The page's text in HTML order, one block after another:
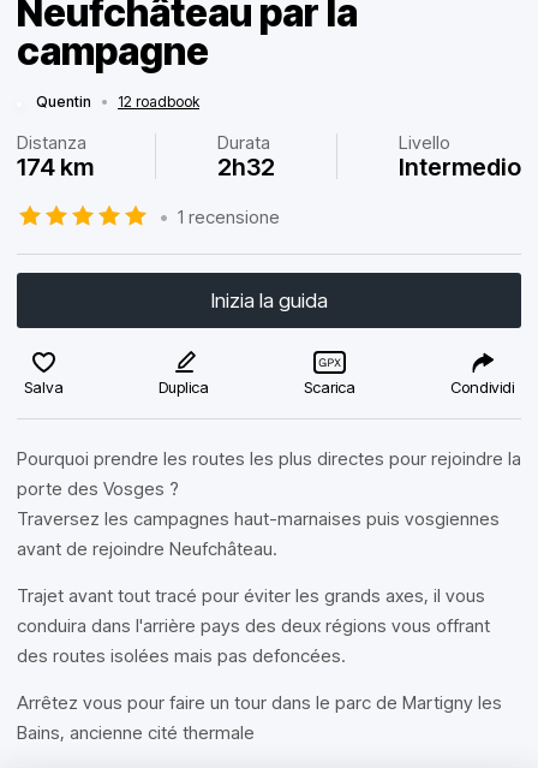
Neufchâteau par la
campagne
Quentin • 12 roadbook
Distanza
174 km
Durata
2h32
Livello
Intermedio
• 1 recensione
Inizia la guida
Salva Duplica Scarica Condividi
Pourquoi prendre les routes les plus directes pour rejoindre la
porte des Vosges ?
Traversez les campagnes haut-marnaises puis vosgiennes
avant de rejoindre Neufchâteau.
Trajet avant tout tracé pour éviter les grands axes, il vous
conduira dans l'arrière pays des deux régions vous offrant
des routes isolées mais pas defoncées.
Arrêtez vous pour faire un tour dans le parc de Martigny les
Bains, ancienne cité thermale